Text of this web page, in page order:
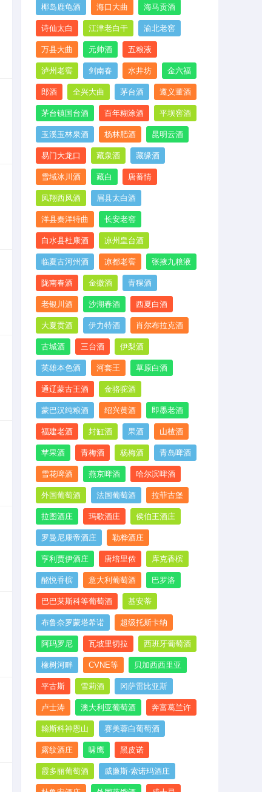
椰岛鹿龟酒 海口大曲 海马贡酒
诗仙太白 江津老白干 渝北老窖
万县大曲 元帅酒 五粮液
泸州老窖 剑南春 水井坊 金六福
郎酒 全兴大曲 茅台酒 遵义董酒
茅台镇国台酒 百年糊涂酒 平坝窖酒
玉溪玉林泉酒 杨林肥酒 昆明云酒
易门大龙口 藏泉酒 藏缘酒
雪域冰川酒 藏白 唐蕃情
凤翔西凤酒 眉县太白酒
洋县秦洋特曲 长安老窖
白水县杜康酒 凉州皇台酒
临夏古河州酒 凉都老窖 张掖九粮液
陇南春酒 金徽酒 青稞酒
老银川酒 沙湖春酒 西夏白酒
大夏贡酒 伊力特酒 肖尔布拉克酒
古城酒 三台酒 伊梨酒
英雄本色酒 河套王 草原白酒
通辽蒙古王酒 金骆驼酒
蒙巴汉纯粮酒 绍兴黄酒 即墨老酒
福建老酒 封缸酒 果酒 山楂酒
苹果酒 青梅酒 杨梅酒 青岛啤酒
雪花啤酒 燕京啤酒 哈尔滨啤酒
外国葡萄酒 法国葡萄酒 拉菲古堡
拉图酒庄 玛歌酒庄 侯伯王酒庄
罗曼尼康帝酒庄 勒桦酒庄
亨利贾伊酒庄 唐培里侬 库克香槟
酩悦香槟 意大利葡萄酒 巴罗洛
巴巴莱斯科等葡萄酒 基安蒂
布鲁奈罗蒙塔希诺 超级托斯卡纳
阿玛罗尼 瓦坡里切拉 西班牙葡萄酒
橡树河畔 CVNE等 贝加西西里亚
平古斯 雪莉酒 冈萨雷比亚斯
卢士涛 澳大利亚葡萄酒 奔富葛兰许
翰斯科神恩山 赛美蓉白葡萄酒
露纹酒庄 啸鹰 黑皮诺
霞多丽葡萄酒 威廉斯·索诺玛酒庄